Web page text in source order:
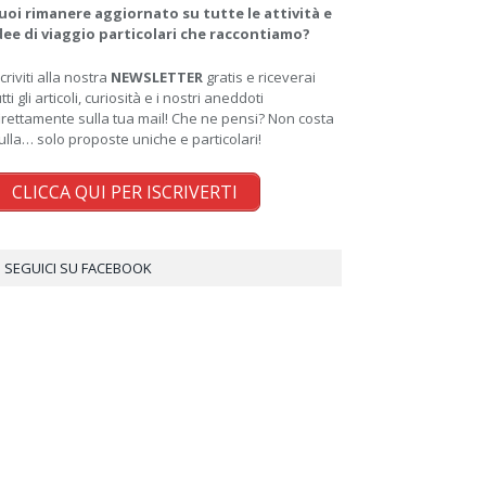
rimanere aggiornato su tutte le attività e
di viaggio particolari che raccontiamo?
alla nostra NEWSLETTER gratis e riceverai
gli articoli, curiosità e i nostri aneddoti
sulla tua mail! Che ne pensi? Non costa
solo proposte uniche e particolari!
CLICCA QUI PER ISCRIVERTI
SEGUICI SU FACEBOOK